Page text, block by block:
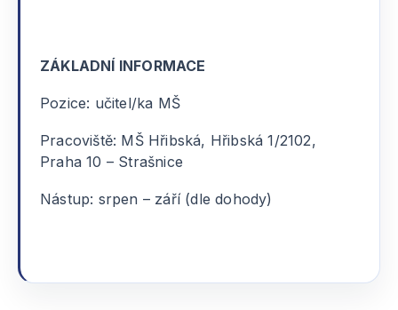
ZÁKLADNÍ INFORMACE
Pozice: učitel/ka MŠ
Pracoviště: MŠ Hřibská, Hřibská 1/2102,
Praha 10 – Strašnice
Nástup: srpen – září (dle dohody)